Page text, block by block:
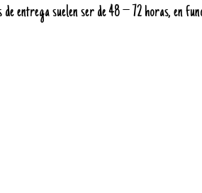
entrega suelen ser de 48 – 72 horas, en